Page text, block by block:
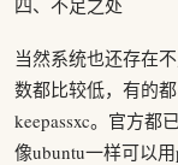
四、不足之处
当然系统也还存在
数都比较低，有的
keepassxc。官方都
像ubuntu一样可以用